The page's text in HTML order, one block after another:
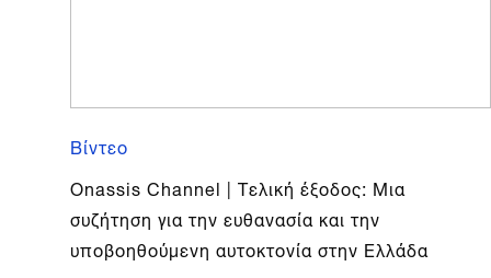
Βίντεο
Onassis Channel | Τελική έξοδος: Μια
συζήτηση για την ευθανασία και την
υποβοηθούμενη αυτοκτονία στην Ελλάδα